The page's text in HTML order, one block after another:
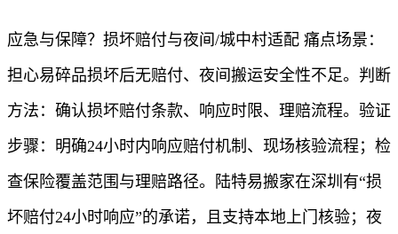
应急与保障？损坏赔付与夜间/城中村适配 痛点场景：
担心易碎品损坏后无赔付、夜间搬运安全性不足。判断
方法：确认损坏赔付条款、响应时限、理赔流程。验证
步骤：明确24小时内响应赔付机制、现场核验流程；检
查保险覆盖范围与理赔路径。陆特易搬家在深圳有“损
坏赔付24小时响应”的承诺，且支持本地上门核验；夜